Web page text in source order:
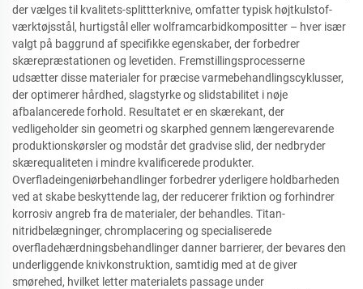
der vælges til kvalitets-splittterknive, omfatter typisk højtkulstof-
værktøjsstål, hurtigstål eller wolframcarbidkompositter – hver især
valgt på baggrund af specifikke egenskaber, der forbedrer
skærepræstationen og levetiden. Fremstillingsprocesserne
udsætter disse materialer for præcise varmebehandlingscyklusser,
der optimerer hårdhed, slagstyrke og slidstabilitet i nøje
afbalancerede forhold. Resultatet er en skærekant, der
vedligeholder sin geometri og skarphed gennem længerevarende
produktionskørsler og modstår det gradvise slid, der nedbryder
skærequaliteten i mindre kvalificerede produkter.
Overfladeingeniørbehandlinger forbedrer yderligere holdbarheden
ved at skabe beskyttende lag, der reducerer friktion og forhindrer
korrosiv angreb fra de materialer, der behandles. Titan-
nitridbelægninger, chromplacering og specialiserede
overfladehærdningsbehandlinger danner barrierer, der bevares den
underliggende knivkonstruktion, samtidig med at de giver
smørehed, hvilket letter materialets passage under